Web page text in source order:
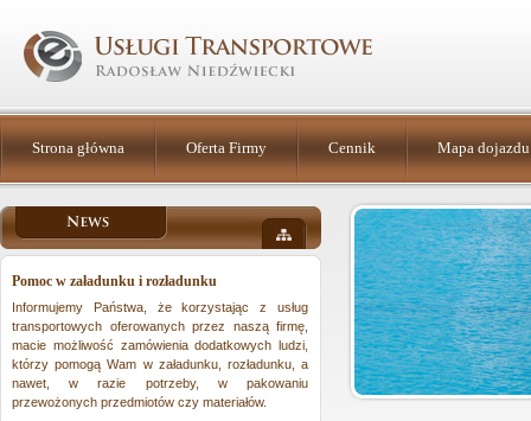
Strona główna Oferta Firmy Cennik Mapa dojazdu
Pomoc w załadunku i rozładunku
Informujemy Państwa, że korzystając z usług
transportowych oferowanych przez naszą firmę,
macie możliwość zamówienia dodatkowych ludzi,
którzy pomogą Wam w załadunku, rozładunku, a
nawet, w razie potrzeby, w pakowaniu
przewożonych przedmiotów czy materiałów.